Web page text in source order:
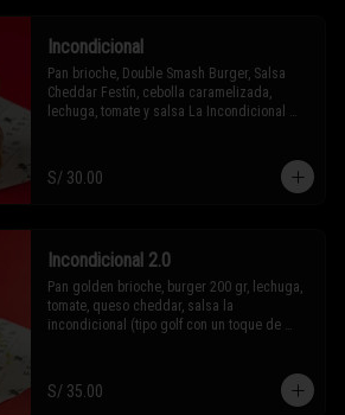
Incondicional
Pan brioche, Double Smash Burger, Salsa
Cheddar Festín, cebolla caramelizada,
lechuga, tomate y salsa La Incondicional
S/ 30.00
Incondicional 2.0
Pan golden brioche, burger 200 gr, lechuga,
tomate, queso cheddar, salsa la
incondicional (tipo golf con un toque de
S/ 35.00